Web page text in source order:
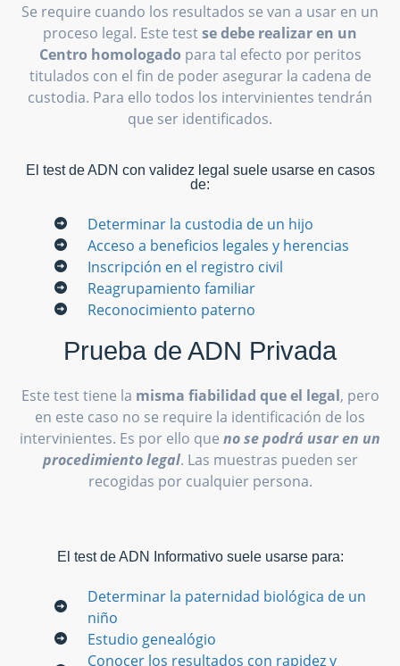
Se require cuando los resultados se van a usar en un
proceso legal. Este testse debe realizar en un
Centro homologado para tal efecto por peritos
titulados con el fin de poder asegurar la cadena de
custodia. Para ello todos los intervinientes tendrán
que ser identificados.
El test de ADN con validez legal suele usarse en casos
de:
Determinar la custodia de un hijo
Acceso a beneficios legales y herencias
Inscripción en el registro civil
Reagrupamiento familiar
Reconocimiento paterno
Prueba de ADN Privada
Este test tiene la misma fiabilidad que el legal, pero
en este caso no se require la identificación de los
intervinientes. Es por ello que no se podrá usar en un
procedimiento legal. Las muestras pueden ser
recogidas por cualquier persona.
El test de ADN Informativo suele usarse para:
Determinar la paternidad biológica de un
niño
Estudio genealógio
Conocer los resultados con rapidez y